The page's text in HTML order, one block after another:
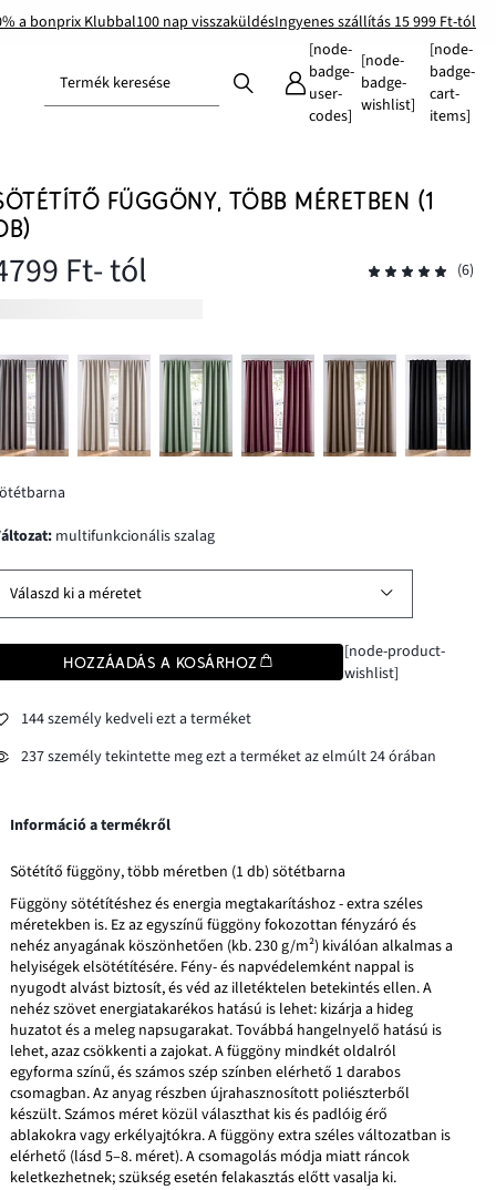
a bonprix Klubbal100 nap visszaküldésIngyenes szállítás 15 999 Ft-tól
Termék keresése
[node-
badge-
user-
codes]
[node-
badge-
wishlist]
[node-
badge-
cart-
items]
FÜGGÖNY, TÖBB MÉRETBEN (1
Ft- tól (6)
változat: multifunkcionális szalag
Válaszd ki a méretet
HOZZÁADÁS A KOSÁRHOZ
[node-product-
wishlist]
144 személy kedveli ezt a terméket
237 személy tekintette meg ezt a terméket az elmúlt 24 órában
Információ a termékről
Sötétítő függöny, több méretben (1 db) sötétbarna
Függöny sötétítéshez és energia megtakarításhoz - extra széles
méretekben is. Ez az egyszínű függöny fokozottan fényzáró és
nehéz anyagának köszönhetően (kb. 230 g/m²) kiválóan alkalmas a
helyiségek elsötétítésére. Fény- és napvédelemként nappal is
nyugodt alvást biztosít, és véd az illetéktelen betekintés ellen. A
nehéz szövet energiatakarékos hatású is lehet: kizárja a hideg
huzatot és a meleg napsugarakat. Továbbá hangelnyelő hatású is
lehet, azaz csökkenti a zajokat. A függöny mindkét oldalról
egyforma színű, és számos szép színben elérhető 1 darabos
csomagban. Az anyag részben újrahasznosított poliészterből
készült. Számos méret közül választhat kis és padlóig érő
ablakokra vagy erkélyajtókra. A függöny extra széles változatban is
elérhető (lásd 5–8. méret). A csomagolás módja miatt ráncok
keletkezhetnek; szükség esetén felakasztás előtt vasalja ki.